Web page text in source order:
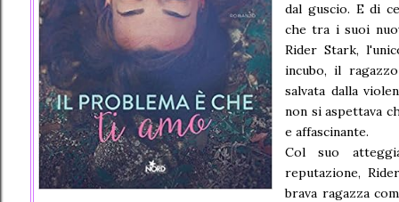
dal guscio. E di
che tra i suoi
Rider Stark,
incubo, il
salvata dalla
non si aspettava
e affascinante.
Col suo
reputazione,
brava ragazza